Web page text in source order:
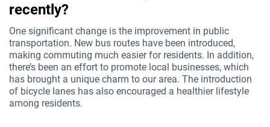
recently?
One significant change is the improvement in public
transportation. New bus routes have been introduced,
making commuting much easier for residents. In addition,
there’s been an effort to promote local businesses, which
has brought a unique charm to our area. The introduction
of bicycle lanes has also encouraged a healthier lifestyle
among residents.